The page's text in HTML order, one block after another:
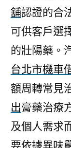
舖認證的合
可供客戶選
的壯陽藥。
台北市機車
額周轉常見
出膏藥治療
及個人需求
要依據異味